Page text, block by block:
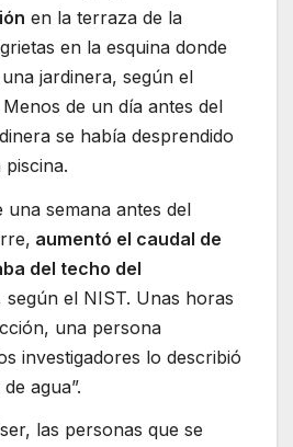
en la terraza de la
en la esquina donde
jardinera, según el
de un día antes del
se había desprendido
una semana antes del
aumentó el caudal de
del techo del
según el NIST. Unas horas
una persona
investigadores lo describió
agua”.
las personas que se